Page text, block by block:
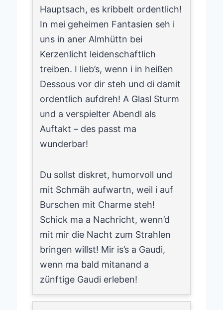
Hauptsach, es kribbelt ordentlich!
In mei geheimen Fantasien seh i
uns in aner Almhüttn bei
Kerzenlicht leidenschaftlich
treiben. I lieb’s, wenn i in heißen
Dessous vor dir steh und di damit
ordentlich aufdreh! A Glasl Sturm
und a verspielter Abendl als
Auftakt – des passt ma
wunderbar!
Du sollst diskret, humorvoll und
mit Schmäh aufwartn, weil i auf
Burschen mit Charme steh!
Schick ma a Nachricht, wenn’d
mit mir die Nacht zum Strahlen
bringen willst! Mir is’s a Gaudi,
wenn ma bald mitanand a
zünftige Gaudi erleben!